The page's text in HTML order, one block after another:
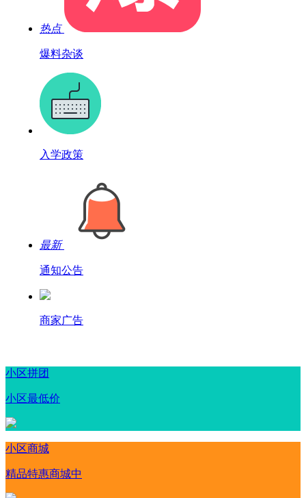
热点
爆料杂谈
入学政策
最新
通知公告
商家广告
小区拼团
小区最低价
小区商城
精品特惠商城中